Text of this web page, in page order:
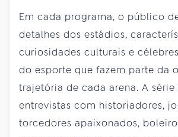
Em cada programa, o público
detalhes dos estádios,
curiosidades culturais e
do esporte que fazem parte da
trajetória de cada arena. A série
entrevistas com historiadores,
torcedores apaixonados,